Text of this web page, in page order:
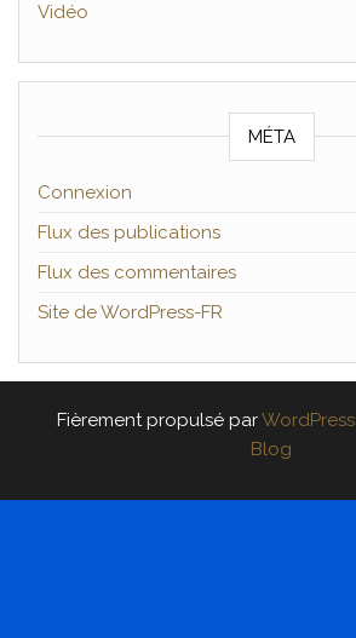
Vidéo
MÉTA
Connexion
Flux des publications
Flux des commentaires
Site de WordPress-FR
Fièrement propulsé parWordPress
Blog